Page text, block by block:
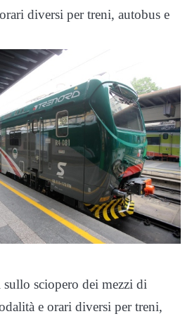
diversi per treni, autobus e
sciopero dei mezzi di
e orari diversi per treni,